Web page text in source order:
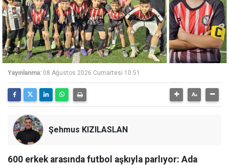
Yayınlanma: 08 Ağustos 2026 Cumartesi 10:51
Şehmus KIZILASLAN
600 erkek arasında futbol aşkıyla parlıyor: Ada